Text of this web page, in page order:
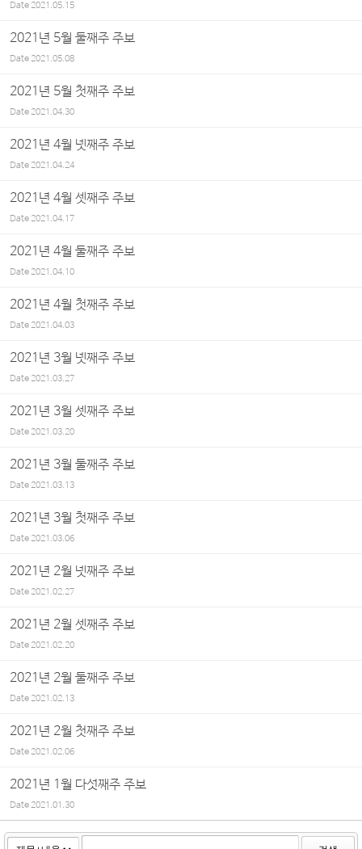
Date2021.05.15
2021년 5월 둘째주 주보
Date2021.05.08
2021년 5월 첫째주 주보
Date2021.04.30
2021년 4월 넷째주 주보
Date2021.04.24
2021년 4월 셋째주 주보
Date2021.04.17
2021년 4월 둘째주 주보
Date2021.04.10
2021년 4월 첫째주 주보
Date2021.04.03
2021년 3월 넷째주 주보
Date2021.03.27
2021년 3월 셋째주 주보
Date2021.03.20
2021년 3월 둘째주 주보
Date2021.03.13
2021년 3월 첫째주 주보
Date2021.03.06
2021년 2월 넷째주 주보
Date2021.02.27
2021년 2월 셋째주 주보
Date2021.02.20
2021년 2월 둘째주 주보
Date2021.02.13
2021년 2월 첫째주 주보
Date2021.02.06
2021년 1월 다섯째주 주보
Date2021.01.30